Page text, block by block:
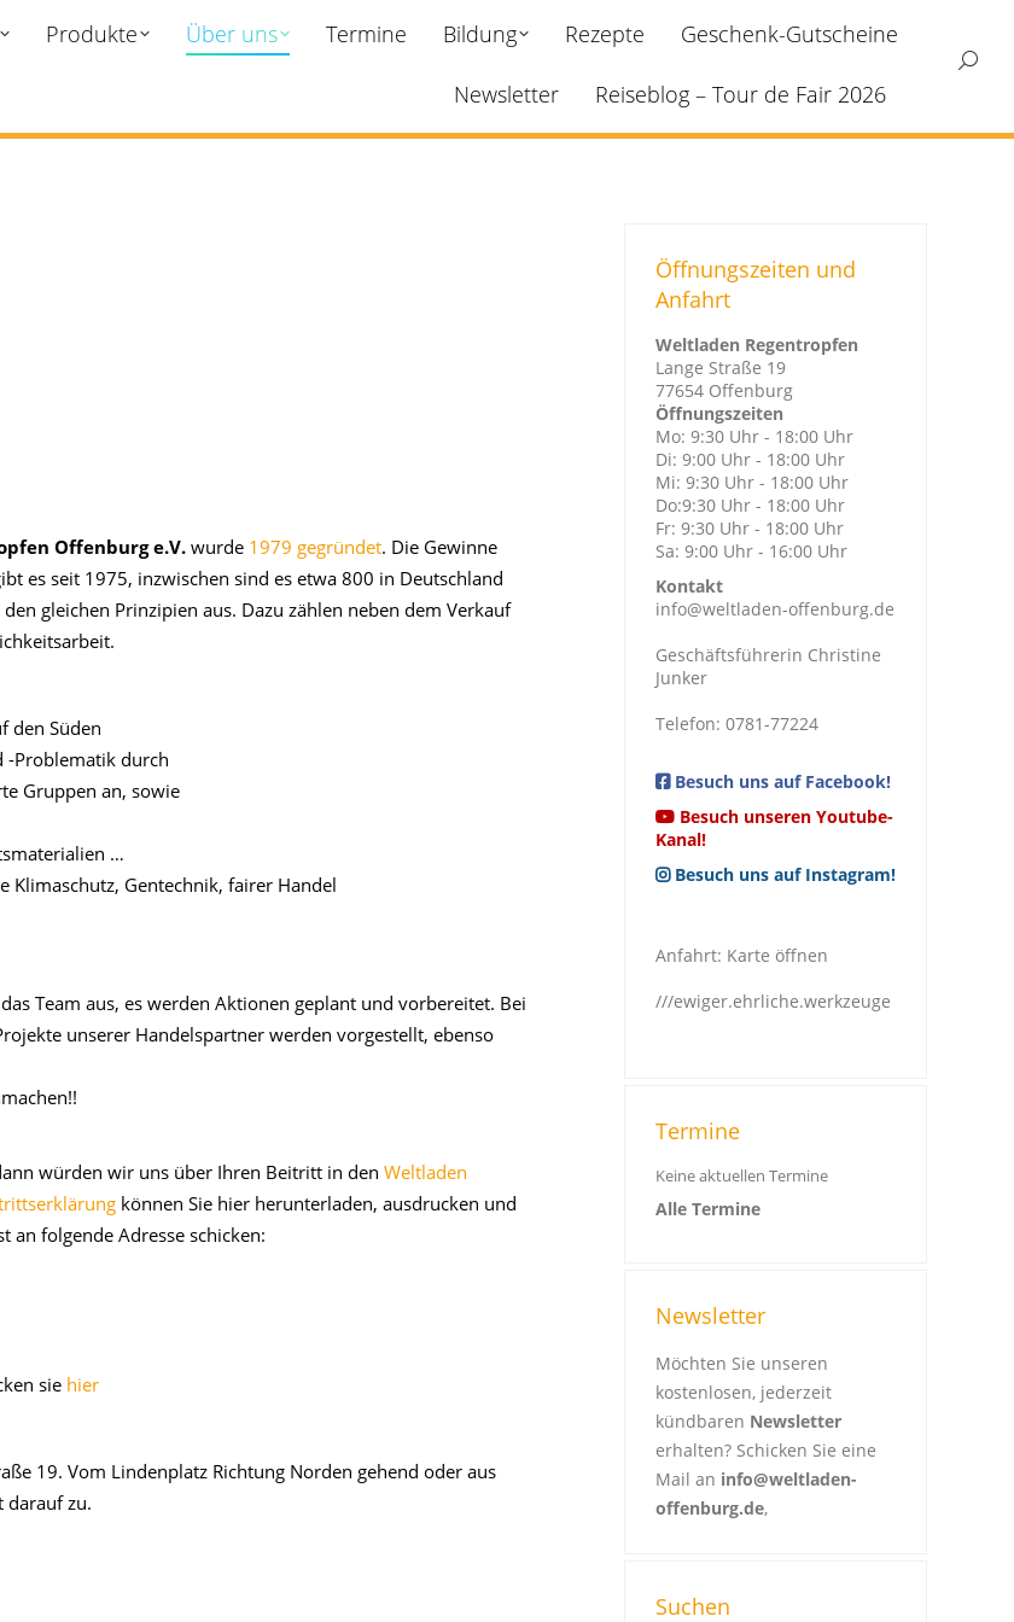
Produkte Über uns Termine Bildung Rezepte Geschenk-Gutscheine
Newsletter Reiseblog – Tour de Fair 2026
Offenburg e.V. wurde 1979 gegründet. Die Gewinne
es seit 1975, inzwischen sind es etwa 800 in Deutschland
gleichen Prinzipien aus. Dazu zählen neben dem Verkauf
den Süden
-Problematik durch
Gruppen an, sowie
…
Klimaschutz, Gentechnik, fairer Handel
Team aus, es werden Aktionen geplant und vorbereitet. Bei
unserer Handelspartner werden vorgestellt, ebenso
würden wir uns über Ihren Beitritt in den Weltladen
können Sie hier herunterladen, ausdrucken und
an folgende Adresse schicken:
sie hier
19. Vom Lindenplatz Richtung Norden gehend oder aus
darauf zu.
Öffnungszeiten und
Anfahrt
Weltladen Regentropfen
Lange Straße 19
77654 Offenburg
Öffnungszeiten
Mo: 9:30 Uhr - 18:00 Uhr
Di: 9:00 Uhr - 18:00 Uhr
Mi: 9:30 Uhr - 18:00 Uhr
Do:9:30 Uhr - 18:00 Uhr
Fr: 9:30 Uhr - 18:00 Uhr
Sa: 9:00 Uhr - 16:00 Uhr
Kontakt
info@weltladen-offenburg.de
Geschäftsführerin Christine
Junker
Telefon: 0781-77224
Besuch uns auf Facebook!
Besuch unseren Youtube-
Kanal!
Besuch uns auf Instagram!
Anfahrt: Karte öffnen
///ewiger.ehrliche.werkzeuge
Termine
Keine aktuellen Termine
Alle Termine
Newsletter
Möchten Sie unseren
kostenlosen, jederzeit
kündbaren Newsletter
erhalten? Schicken Sie eine
Mail an info@weltladen-
offenburg.de,
Suchen